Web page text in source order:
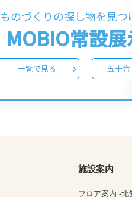
ものづくりの探し物を見つ
MOBIO常設
一覧で見る 五十
施設案内
フロア案内 -北